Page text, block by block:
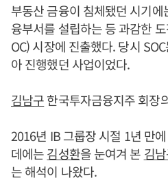
부동산 금융이 침체됐던 시기
융부서를 설립하는 등 과감한
OC) 시장에 진출했다. 당시
아 진행했던 사업이었다.
김남구한국투자금융지주 회장
2016년 IB 그룹장 시절 1년 만
데에는김성환을 눈여겨 본 김
는 해석이 나왔다.